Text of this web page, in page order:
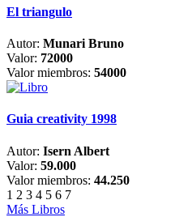
El triangulo
Autor: Munari Bruno
Valor: 72000
Valor miembros: 54000
Guia creativity 1998
Autor: Isern Albert
Valor: 59.000
Valor miembros: 44.250
1 2 3 4 5 6 7
Más Libros